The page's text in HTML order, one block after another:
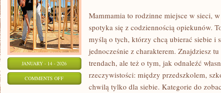
JANUARY - 14 - 2026
COMMENTS OFFON
Mammamia to rodzinne miejsce w sieci,
spotyka się z codziennością opiekunów.
myślą o tych, którzy chcą ubierać siebie i
jednocześnie z charakterem. Znajdziesz
trendach, ale też o tym, jak odnaleźć
rzeczywistości: między przedszkolem,
chwilą tylko dla siebie. Kategorie do